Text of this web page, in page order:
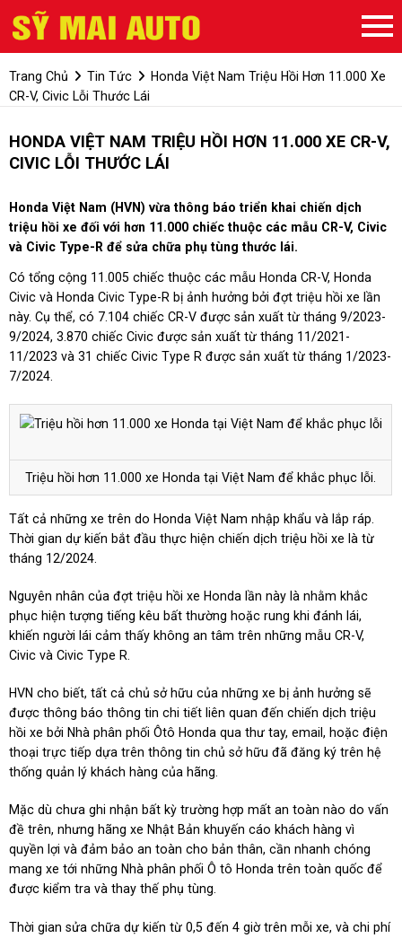
Trang Chủ Tin Tức
Honda Việt Nam Triệu Hồi Hơn 11.000 Xe
CR-V, Civic Lỗi Thước Lái
HONDA VIỆT NAM TRIỆU HỒI HƠN 11.000 XE CR-V,
CIVIC LỖI THƯỚC LÁI
Honda Việt Nam (HVN) vừa thông báo triển khai chiến dịch
triệu hồi xe đối với hơn 11.000 chiếc thuộc các mẫu CR-V, Civic
và Civic Type-R để sửa chữa phụ tùng thước lái.
Có tổng cộng 11.005 chiếc thuộc các mẫu Honda CR-V, Honda
Civic và Honda Civic Type-R bị ảnh hưởng bởi đợt triệu hồi xe lần
này. Cụ thể, có 7.104 chiếc CR-V được sản xuất từ tháng 9/2023-
9/2024, 3.870 chiếc Civic được sản xuất từ tháng 11/2021-
11/2023 và 31 chiếc Civic Type R được sản xuất từ tháng 1/2023-
7/2024.
Triệu hồi hơn 11.000 xe Honda tại Việt Nam để khắc phục lỗi.
Tất cả những xe trên do Honda Việt Nam nhập khẩu và lắp ráp.
Thời gian dự kiến bắt đầu thực hiện chiến dịch triệu hồi xe là từ
tháng 12/2024.
Nguyên nhân của đợt triệu hồi xe Honda lần này là nhằm khắc
phục hiện tượng tiếng kêu bất thường hoặc rung khi đánh lái,
khiến người lái cảm thấy không an tâm trên những mẫu CR-V,
Civic và Civic Type R.
HVN cho biết, tất cả chủ sở hữu của những xe bị ảnh hưởng sẽ
được thông báo thông tin chi tiết liên quan đến chiến dịch triệu
hồi xe bởi Nhà phân phối Ôtô Honda qua thư tay, email, hoặc điện
thoại trực tiếp dựa trên thông tin chủ sở hữu đã đăng ký trên hệ
thống quản lý khách hàng của hãng.
Mặc dù chưa ghi nhận bất kỳ trường hợp mất an toàn nào do vấn
đề trên, nhưng hãng xe Nhật Bản khuyến cáo khách hàng vì
quyền lợi và đảm bảo an toàn cho bản thân, cần nhanh chóng
mang xe tới những Nhà phân phối Ô tô Honda trên toàn quốc để
được kiểm tra và thay thế phụ tùng.
Thời gian sửa chữa dự kiến từ 0,5 đến 4 giờ trên mỗi xe, và chi phí